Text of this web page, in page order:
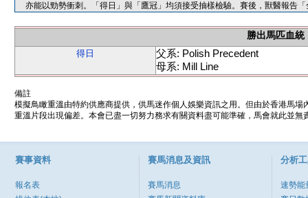
亦能以勁勢衝刺。「得日」與「鷹冠」均須接受抽樣檢驗。賽後，獸醫報告
勝出馬匹血統
得日
父系: Polish Precedent
母系: Mill Line
備註
模擬鳥瞰重溫由特約供應商提供，供馬迷作個人娛樂資訊之用。但由於香港馬
重溫片段出現偏差。本會已盡一切努力務求有關資料盡可能準確，馬會就此並
賽事資料
報名表
賽馬消息及資訊
賽馬消息
分析
速勢能